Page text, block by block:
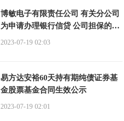
博敏电子有限责任公司 有关分公司
为申请办理银行信贷 公司担保的通
知
2023-07-19 02:03
易方达安裕60天持有期纯债证券基
金股票基金合同生效公示
2023-07-19 02:01